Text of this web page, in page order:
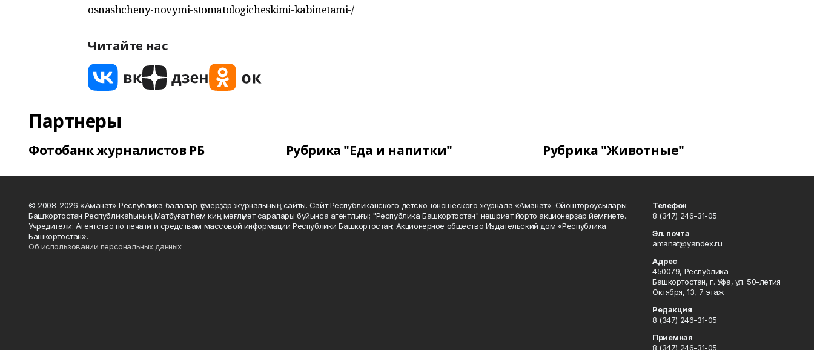
osnashcheny-novymi-stomatologicheskimi-kabinetami-/
Читайте нас
Партнеры
Фотобанк журналистов РБ Рубрика "Еда и напитки" Рубрика "Животные"
© 2008-2026 «Аманат» Республика балалар-үҫмерҙәр журналының сайты. Сайт Республиканского детско-юношеского журнала «Аманат». Ойоштороусылары:
Башҡортостан Республикаһының Матбуғат һәм киң мәғлүмәт саралары буйынса агентлығы; "Республика Башкортостан" нәшриәт йорто акционерҙар йәмғиәте..
Учредители: Агентство по печати и средствам массовой информации Республики Башкортостан; Акционерное общество Издательский дом «Республика
Башкортостан».
Об использовании персональных данных
Телефон
8 (347) 246-31-05
Эл. почта
amanat@yandex.ru
Адрес
450079, Республика
Башкортостан, г. Уфа, ул. 50-летия
Октября, 13, 7 этаж
Редакция
8 (347) 246-31-05
Приемная
8 (347) 246-31-05